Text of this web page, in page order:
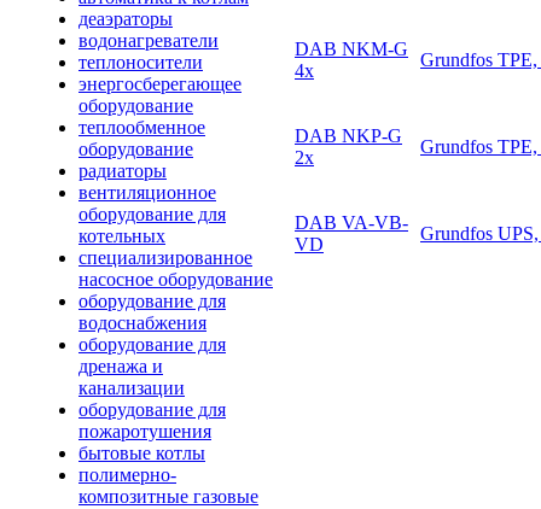
деаэраторы
водонагреватели
теплоносители
энергосберегающее
оборудование
теплообменное
оборудование
радиаторы
вентиляционное
оборудование для
котельных
специализированное
насосное оборудование
оборудование для
водоснабжения
оборудование для
дренажа и
канализации
оборудование для
пожаротушения
бытовые котлы
полимерно-
композитные газовые
DAB NKM-G
4х
Grundfos
DAB NKP-G
2х
Grundfos
DAB VA-VB-
VD
Grundfos